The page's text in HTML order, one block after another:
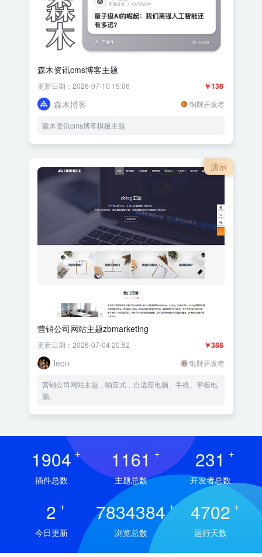
森木资讯cms博客主题
￥136
更新日期：2026-07-10 15:06
森木博客 铜牌开发者
森木资讯cms博客模板主题
演示
营销公司网站主题zbmarketing
￥388
更新日期：2026-07-04 20:52
leon 银牌开发者
营销公司网站主题，响应式，自适应电脑、手机、平板电
脑。
1904 +
插件总数
1161 +
主题总数
231 +
开发者总数
2 +
今日更新
7834384 +
浏览总数
4702 +
运行天数